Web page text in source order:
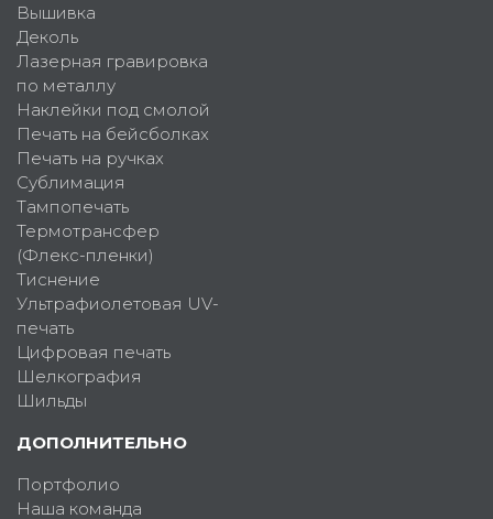
Вышивка
Деколь
Лазерная гравировка
по металлу
Наклейки под смолой
Печать на бейсболках
Печать на ручках
Сублимация
Тампопечать
Термотрансфер
(Флекс-пленки)
Тиснение
Ультрафиолетовая UV-
печать
Цифровая печать
Шелкография
Шильды
ДОПОЛНИТЕЛЬНО
Портфолио
Наша команда